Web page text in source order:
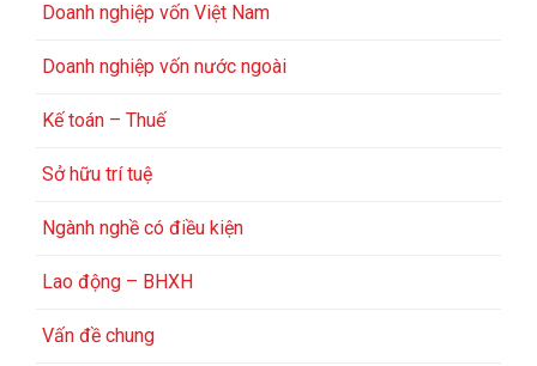
Doanh nghiệp vốn Việt Nam
Doanh nghiệp vốn nước ngoài
Kế toán – Thuế
Sở hữu trí tuệ
Ngành nghề có điều kiện
Lao động – BHXH
Vấn đề chung